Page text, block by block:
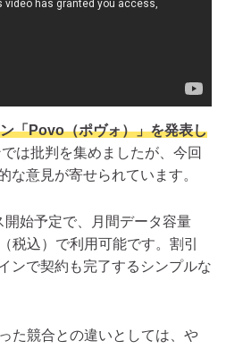
「Povo（ポヴォ）」を発表し
は批判を集めましたが、今回
な意見が寄せられています。
始予定で、月間データ容量
税込）で利用可能です。割引
ンで契約も完了するシンプルな
た競合との違いとしては、や